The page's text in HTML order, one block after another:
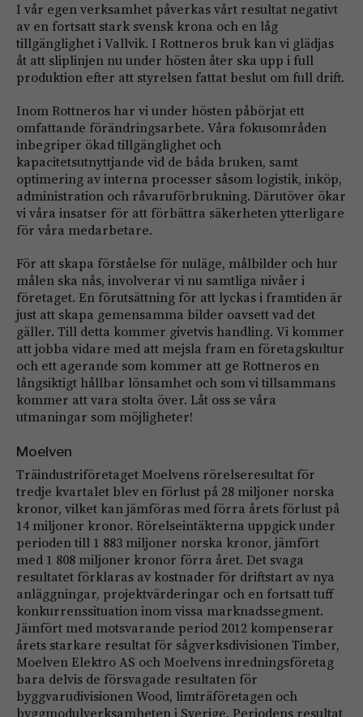
I vår egen verksamhet påverkas vårt resultat negativt
av en fortsatt stark svensk krona och en låg
tillgänglighet i Vallvik. I Rottneros bruk kan vi glädjas
åt att sliplinjen nu under hösten åter ska upp i full
produktion efter att styrelsen fattat beslut om full drift.
Inom Rottneros har vi under hösten påbörjat ett
omfattande förändringsarbete. Våra fokusområden
inbegriper ökad tillgänglighet och
kapacitetsutnyttjande vid de båda bruken, samt
optimering av interna processer såsom logistik, inköp,
administration och råvaruförbrukning. Därutöver ökar
vi våra insatser för att förbättra säkerheten ytterligare
för våra medarbetare.
För att skapa förståelse för nuläge, målbilder och hur
målen ska nås, involverar vi nu samtliga nivåer i
företaget. En förutsättning för att lyckas i framtiden är
just att skapa gemensamma bilder oavsett vad det
gäller. Till detta kommer givetvis handling. Vi kommer
att jobba vidare med att mejsla fram en företagskultur
och ett agerande som kommer att ge Rottneros en
långsiktigt hållbar lönsamhet och som vi tillsammans
kommer att vara stolta över. Låt oss se våra
utmaningar som möjligheter!
Moelven
Träindustriföretaget Moelvens rörelseresultat för
tredje kvartalet blev en förlust på 28 miljoner norska
kronor, vilket kan jämföras med förra årets förlust på
14 miljoner kronor. Rörelseintäkterna uppgick under
perioden till 1 883 miljoner norska kronor, jämfört
med 1 808 miljoner kronor förra året. Det svaga
resultatet förklaras av kostnader för driftstart av nya
anläggningar, projektvärderingar och en fortsatt tuff
konkurrenssituation inom vissa marknadssegment.
Jämfört med motsvarande period 2012 kompenserar
årets starkare resultat för sågverksdivisionen Timber,
Moelven Elektro AS och Moelvens inredningsföretag
bara delvis de försvagade resultaten för
byggvarudivisionen Wood, limträföretagen och
byggmodulverksamheten i Sverige. Periodens resultat